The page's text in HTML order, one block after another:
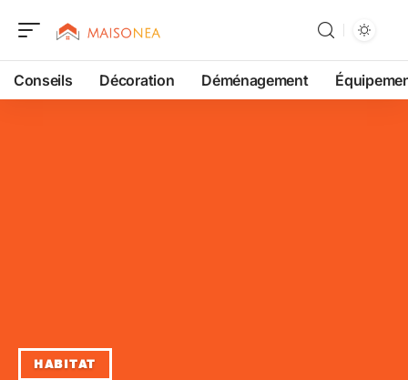
Conseils Décoration Déménagement
HABITAT